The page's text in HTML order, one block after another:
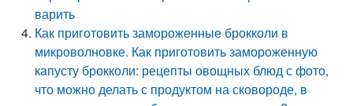
варить
Как приготовить замороженные брокколи в
микроволновке. Как приготовить замороженную
капусту брокколи: рецепты овощных блюд с фото,
что можно делать с продуктом на сковороде, в